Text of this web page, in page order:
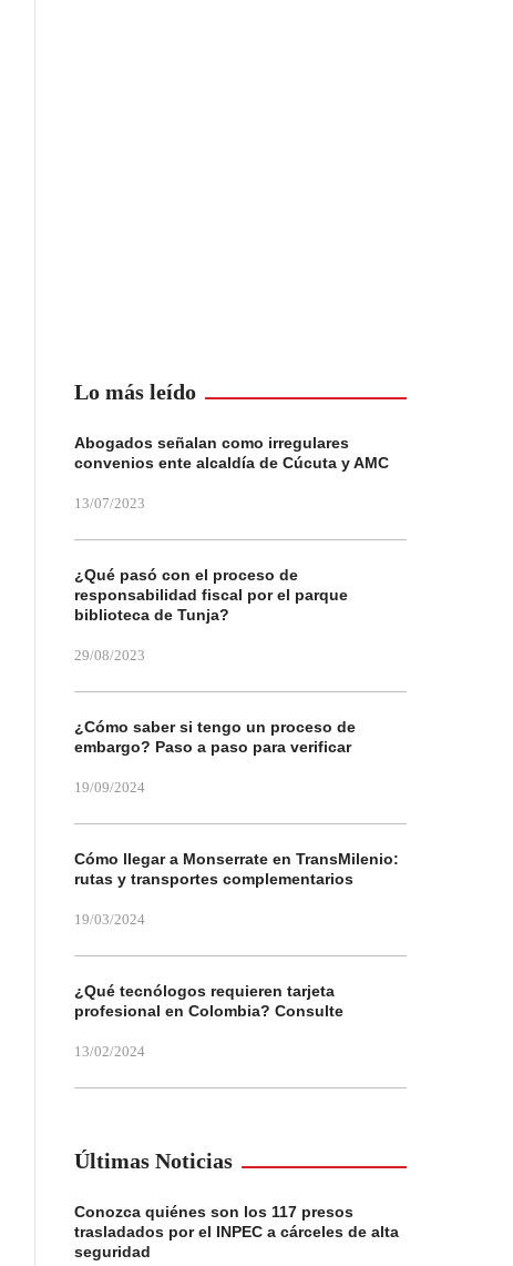
Lo más leído
Abogados señalan como irregulares
convenios ente alcaldía de Cúcuta y AMC
13/07/2023
¿Qué pasó con el proceso de
responsabilidad fiscal por el parque
biblioteca de Tunja?
29/08/2023
¿Cómo saber si tengo un proceso de
embargo? Paso a paso para verificar
19/09/2024
Cómo llegar a Monserrate en TransMilenio:
rutas y transportes complementarios
19/03/2024
¿Qué tecnólogos requieren tarjeta
profesional en Colombia? Consulte
13/02/2024
Últimas Noticias
Conozca quiénes son los 117 presos
trasladados por el INPEC a cárceles de alta
seguridad